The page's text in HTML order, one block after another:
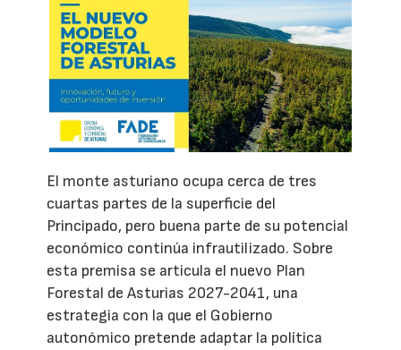
El monte asturiano ocupa cerca de tres
cuartas partes de la superficie del
Principado, pero buena parte de su potencial
económico continúa infrautilizado. Sobre
esta premisa se articula el nuevo Plan
Forestal de Asturias 2027-2041, una
estrategia con la que el Gobierno
autonómico pretende adaptar la política